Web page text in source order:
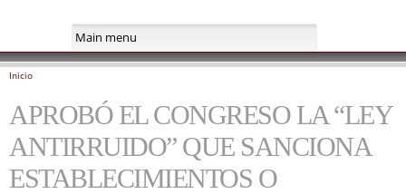
Inicio
APROBÓ EL CONGRESO LA “LEY
ANTIRRUIDO” QUE SANCIONA
ESTABLECIMIENTOS O